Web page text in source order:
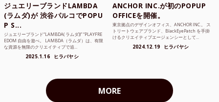
ジュエリーブランドLAMBDA
(ラムダ)が 渋谷パルコでPOPU
P S...
ジュエリーブランド“LAMBDA( ラムダ))” “PLAYFRE
EDOM 自由を遊べ。 LAMBDA（ラムダ）は、有限
な資源を無限のクリエイティブで追...
2025.1.16 ヒラバヤシ
ANCHOR INC.が初のPOPUP
OFFICEを開催。
東京拠点のデザインオフィス、ANCHOR INC.。 ス
トリートウェアブランド、BlackEyePatch を手掛
けるクリエイティブエージェンシーとして...
2024.12.19 ヒラバヤシ
MORE